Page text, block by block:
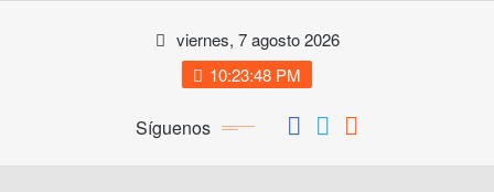
viernes, 7 agosto 2026
10:23:48 PM
Síguenos